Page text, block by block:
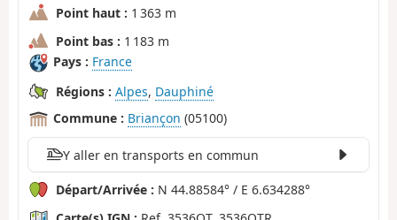
Point haut : 1 363 m
Point bas : 1 183 m
Pays : France
Régions : Alpes, Dauphiné
Commune : Briançon (05100)
Y aller en transports en commun
Départ/Arrivée : N 44.88584° / E 6.634288°